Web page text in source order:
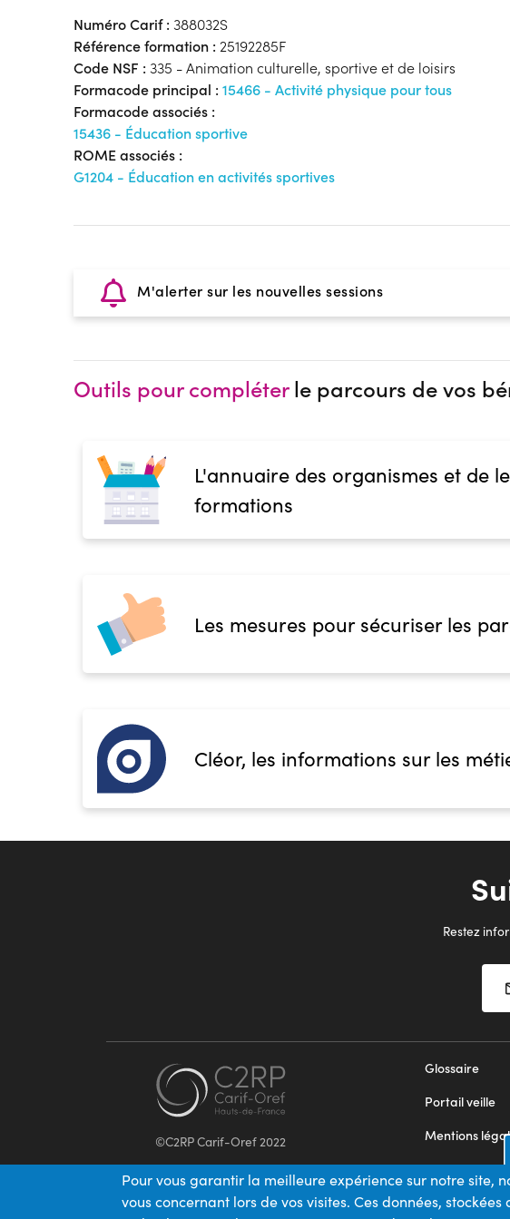
Numéro Carif : 388032S
Référence formation : 25192285F
Code NSF : 335 - Animation culturelle, sportive et de loisirs
Formacode principal : 15466 - Activité physique pour tous
Formacode associés :
15436 - Éducation sportive
ROME associés :
G1204 - Éducation en activités sportives
M'alerter sur les nouvelles sessions
Outils pour compléterle parcours de vos
L'annuaire des organismes et de
formations
Les mesures pour sécuriser les
Cléor, les informations sur les
Restez
©C2RP Carif-Oref 2022
Glossaire
Portail veille
Mentions
Appels d'offres
Plan du site
Pour vous garantir la meilleure expérience sur notre site,
vous concernant lors de vos visites. Ces données,